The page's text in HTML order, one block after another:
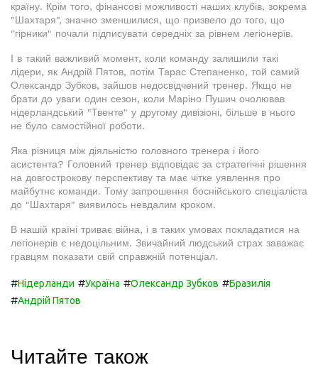
країну. Крім того, фінансові можливості наших клубів, зокрема
"Шахтаря", значно зменшилися, що призвело до того, що
"гірники" почали підписувати середніх за рівнем легіонерів.
І в такий важливий момент, коли команду залишили такі
лідери, як Андрій Пятов, потім Тарас Степаненко, той самий
Олександр Зубков, зайшов недосвідчений тренер. Якщо не
брати до уваги один сезон, коли Маріно Пушич очолював
нідерландський "Твенте" у другому дивізіоні, більше в нього
не було самостійної роботи.
Яка різниця між діяльністю головного тренера і його
асистента? Головний тренер відповідає за стратегічні рішення
на довгострокову перспективу та має чітке уявлення про
майбутнє команди. Тому запрошення боснійського спеціаліста
до "Шахтаря" виявилось невдалим кроком.
В нашій країні триває війна, і в таких умовах покладатися на
легіонерів є недоцільним. Звичайний людський страх заважає
гравцям показати свій справжній потенціал.
#Нідерланди #Україна #Олександр Зубков #Бразилія
#Андрій Пятов
Читайте також